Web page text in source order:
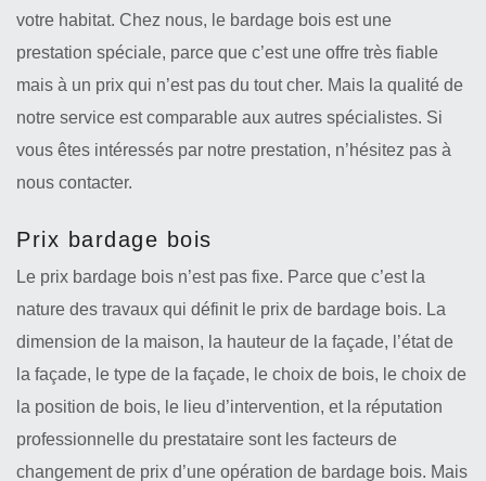
votre habitat. Chez nous, le bardage bois est une
prestation spéciale, parce que c’est une offre très fiable
mais à un prix qui n’est pas du tout cher. Mais la qualité de
notre service est comparable aux autres spécialistes. Si
vous êtes intéressés par notre prestation, n’hésitez pas à
nous contacter.
Prix bardage bois
Le prix bardage bois n’est pas fixe. Parce que c’est la
nature des travaux qui définit le prix de bardage bois. La
dimension de la maison, la hauteur de la façade, l’état de
la façade, le type de la façade, le choix de bois, le choix de
la position de bois, le lieu d’intervention, et la réputation
professionnelle du prestataire sont les facteurs de
changement de prix d’une opération de bardage bois. Mais